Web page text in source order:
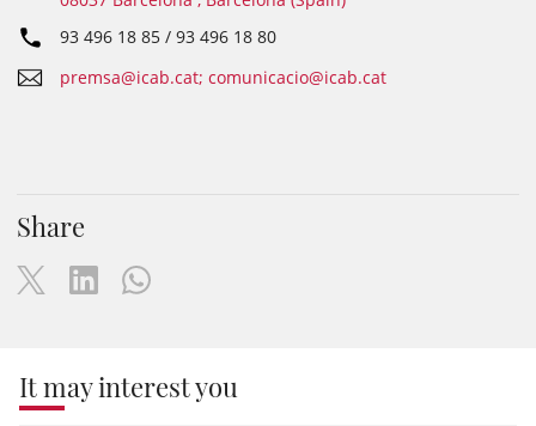
93 496 18 85 / 93 496 18 80
premsa@icab.cat; comunicacio@icab.cat
Share
It may interest you